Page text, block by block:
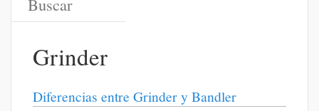
Grinder
Diferencias entre Grinder y Bandler